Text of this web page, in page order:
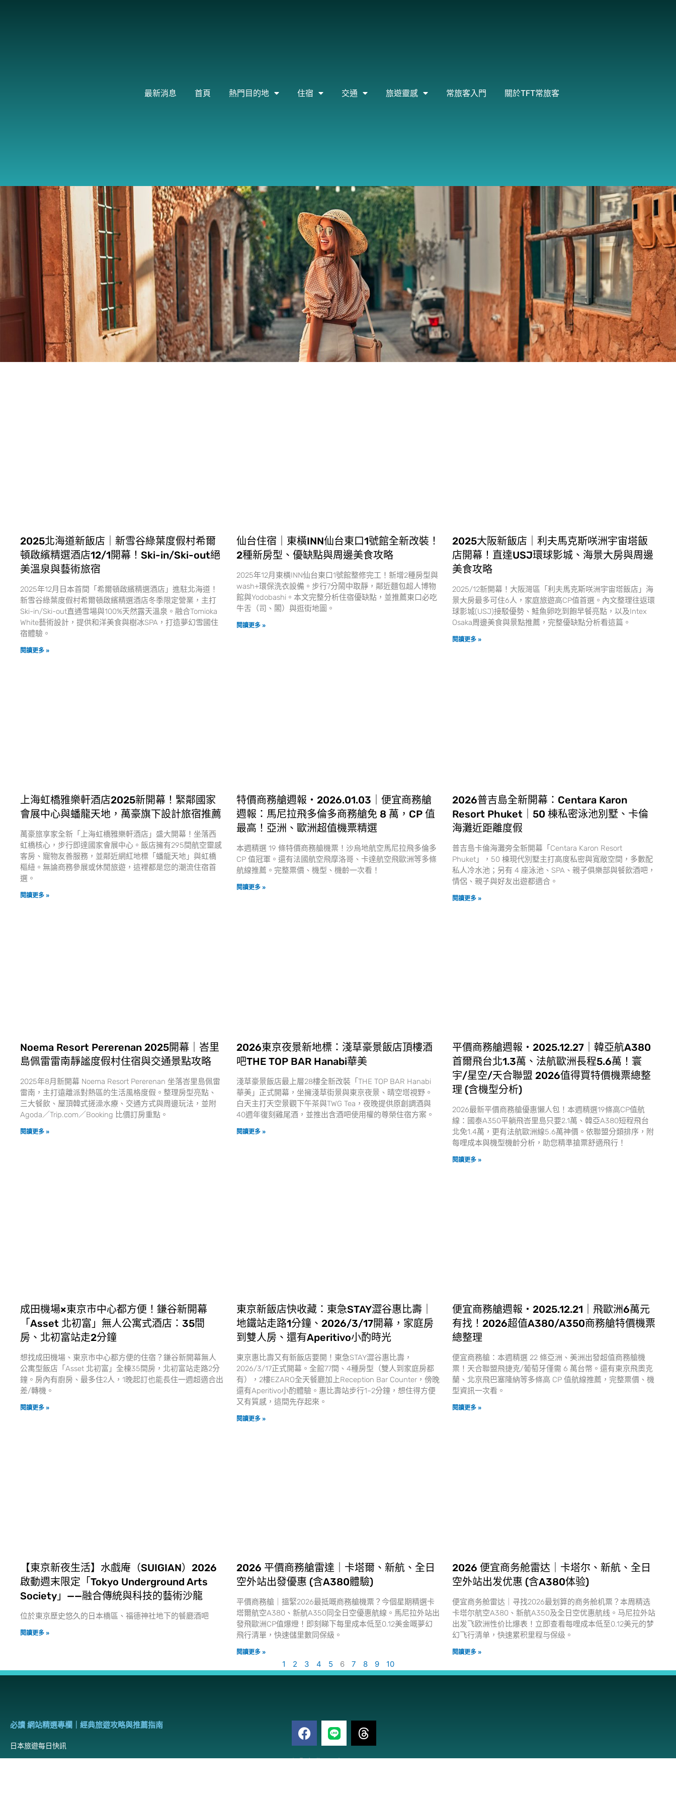
最新消息 首頁 熱門目的地 住宿 交通 旅遊靈感 常旅客入門 關於TFT常旅客
2025北海道新飯店｜新雪谷綠葉度假村希爾
頓啟繽精選酒店12/1開幕！Ski-in/Ski-out絕
美溫泉與藝術旅宿
2025年12月日本首間「希爾頓啟繽精選酒店」進駐北海道！
新雪谷綠葉度假村希爾頓啟繽精選酒店冬季限定營業，主打
Ski-in/Ski-out直通雪場與100%天然露天溫泉。融合Tomioka
White藝術設計，提供和洋美食與樹冰SPA，打造夢幻雪國住
宿體驗。
閱讀更多 »
仙台住宿｜東橫INN仙台東口1號館全新改裝！
2種新房型、優缺點與周邊美食攻略
2025年12月東橫INN仙台東口1號館整修完工！新增2種房型與
wash+環保洗衣設備。步行7分鬧中取靜，鄰近麵包超人博物
館與Yodobashi。本文完整分析住宿優缺點，並推薦東口必吃
牛舌（司、閣）與逛街地圖。
閱讀更多 »
2025大阪新飯店｜利夫馬克斯咲洲宇宙塔飯
店開幕！直達USJ環球影城、海景大房與周邊
美食攻略
2025/12新開幕！大阪灣區「利夫馬克斯咲洲宇宙塔飯店」海
景大房最多可住6人，家庭旅遊高CP值首選。內文整理往返環
球影城(USJ)接駁優勢、鮭魚卵吃到飽早餐亮點，以及Intex
Osaka周邊美食與景點推薦，完整優缺點分析看這篇。
閱讀更多 »
上海虹橋雅樂軒酒店2025新開幕！緊鄰國家
會展中心與蟠龍天地，萬豪旗下設計旅宿推薦
萬豪旅享家全新「上海虹橋雅樂軒酒店」盛大開幕！坐落西
虹橋核心，步行即達國家會展中心。飯店擁有295間航空靈感
客房、寵物友善服務，並鄰近網紅地標「蟠龍天地」與虹橋
樞紐。無論商務參展或休閒旅遊，這裡都是您的潮流住宿首
選。
閱讀更多 »
特價商務艙週報・2026.01.03｜便宜商務艙
週報：馬尼拉飛多倫多商務艙免 8 萬，CP 值
最高！亞洲、歐洲超值機票精選
本週精選 19 條特價商務艙機票！沙烏地航空馬尼拉飛多倫多
CP 值冠軍。還有法國航空飛摩洛哥、卡達航空飛歐洲等多條
航線推薦。完整票價、機型、機齡一次看！
閱讀更多 »
2026普吉島全新開幕：Centara Karon
Resort Phuket｜50 棟私密泳池別墅、卡倫
海灘近距離度假
普吉島卡倫海灘旁全新開幕「Centara Karon Resort
Phuket」，50 棟現代別墅主打高度私密與寬敞空間，多數配
私人冷水池；另有 4 座泳池、SPA、親子俱樂部與餐飲酒吧，
情侶、親子與好友出遊都適合。
閱讀更多 »
Noema Resort Pererenan 2025開幕｜峇里
島佩雷雷南靜謐度假村住宿與交通景點攻略
2025年8月新開幕 Noema Resort Pererenan 坐落峇里島佩雷
雷南，主打遠離派對熱區的生活風格度假。整理房型亮點、
三大餐飲、屋頂韓式搓澡水療、交通方式與周邊玩法，並附
Agoda／Trip.com／Booking 比價訂房重點。
閱讀更多 »
2026東京夜景新地標：淺草豪景飯店頂樓酒
吧THE TOP BAR Hanabi華美
淺草豪景飯店最上層28樓全新改裝「THE TOP BAR Hanabi
華美」正式開幕，坐擁淺草街景與東京夜景、晴空塔視野。
白天主打天空景觀下午茶與TWG Tea，夜晚提供原創調酒與
40週年復刻雞尾酒，並推出含酒吧使用權的尊榮住宿方案。
閱讀更多 »
平價商務艙週報・2025.12.27｜韓亞航A380
首爾飛台北1.3萬、法航歐洲長程5.6萬！寰
宇/星空/天合聯盟 2026值得買特價機票總整
理 (含機型分析)
2026最新平價商務艙優惠懶人包！本週精選19條高CP值航
線：國泰A350平躺飛峇里島只要2.1萬、韓亞A380短程飛台
北免1.4萬，更有法航歐洲線5.6萬神價。依聯盟分類排序，附
每哩成本與機型機齡分析，助您精準搶票舒適飛行！
閱讀更多 »
成田機場×東京市中心都方便！鎌谷新開幕
「Asset 北初富」無人公寓式酒店：35間
房、北初富站走2分鐘
想找成田機場、東京市中心都方便的住宿？鎌谷新開幕無人
公寓型飯店「Asset 北初富」全棟35間房，北初富站走路2分
鐘。房內有廚房、最多住2人，1晚起訂也能長住一週超適合出
差/轉機。
閱讀更多 »
東京新飯店快收藏：東急STAY澀谷惠比壽｜
地鐵站走路1分鐘、2026/3/17開幕，家庭房
到雙人房、還有Aperitivo小酌時光
東京惠比壽又有新飯店要開！東急STAY澀谷惠比壽，
2026/3/17正式開幕。全館77間、4種房型（雙人到家庭房都
有），2樓EZARO全天餐廳加上Reception Bar Counter，傍晚
還有Aperitivo小酌體驗。惠比壽站步行1–2分鐘，想住得方便
又有質感，這間先存起來。
閱讀更多 »
便宜商務艙週報・2025.12.21｜飛歐洲6萬元
有找！2026超值A380/A350商務艙特價機票
總整理
便宜商務艙：本週精選 22 條亞洲、美洲出發超值商務艙機
票！天合聯盟飛捷克/葡萄牙僅需 6 萬台幣。還有東京飛奧克
蘭、北京飛巴塞隆納等多條高 CP 值航線推薦，完整票價、機
型資訊一次看。
閱讀更多 »
【東京新夜生活】水戲庵（SUIGIAN）2026
啟動週末限定「Tokyo Underground Arts
Society」——融合傳統與科技的藝術沙龍
位於東京歷史悠久的日本橋區、福德神社地下的餐廳酒吧
閱讀更多 »
2026 平價商務艙雷達｜卡塔爾、新航、全日
空外站出發優惠 (含A380體驗)
平價商務艙｜搵緊2026最抵嘅商務艙機票？今個星期精選卡
塔爾航空A380、新航A350同全日空優惠航線。馬尼拉外站出
發飛歐洲CP值爆燈！即刻睇下每里成本低至0.12美金嘅夢幻
飛行清單，快速儲里數同保級。
閱讀更多 »
2026 便宜商务舱雷达｜卡塔尔、新航、全日
空外站出发优惠 (含A380体验)
便宜商务舱雷达｜寻找2026最划算的商务舱机票？本周精选
卡塔尔航空A380、新航A350及全日空优惠航线。马尼拉外站
出发飞欧洲性价比爆表！立即查看每哩成本低至0.12美元的梦
幻飞行清单，快速累积里程与保级。
閱讀更多 »
1 2 3 4 5 6 7 8 9 10
必讀 網站精選專欄｜經典旅遊攻略與推薦指南
日本旅遊每日快訊
F
a
T
h
電